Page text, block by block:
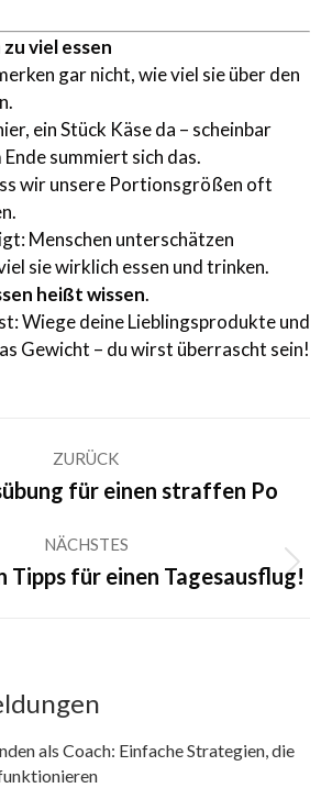
viel essen
gar nicht, wie viel sie über den
ein Stück Käse da – scheinbar
summiert sich das.
wir unsere Portionsgrößen oft
Menschen unterschätzen
sie wirklich essen und trinken.
heißt wissen.
Wiege deine Lieblingsprodukte und
Gewicht – du wirst überrascht sein!
ZURÜCK
Vorheriger
für einen straffen Po
NÄCHSTES
Nächster
Tipps für einen Tagesausflug!
als Coach: Einfache Strategien, die